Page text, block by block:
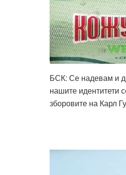
БСК: Се надевам и
нашите идентитети
зборовите на Карл